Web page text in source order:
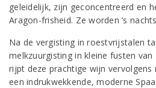
geleidelijk, zijn geconcentreerd en
Aragon-frisheid. Ze worden ‘s
Na de vergisting in roestvrijstalen
melkzuurgisting in kleine fusten van
rijpt deze prachtige wijn vervolgens
een indrukwekkende, moderne